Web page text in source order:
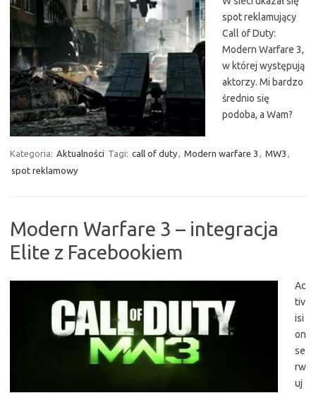
spot reklamujący
Call of Duty:
Modern Warfare 3,
w której występują
aktorzy. Mi bardzo
średnio się
podoba, a Wam?
Kategoria: Aktualności Tagi: call of duty, Modern warfare 3 , MW3 ,
spot reklamowy
Modern Warfare 3 – integracja
Elite z Facebookiem
Ac
tiv
isi
on
se
rw
uj